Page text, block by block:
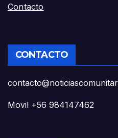
Contacto
CONTACTO
Movil +56 984147462